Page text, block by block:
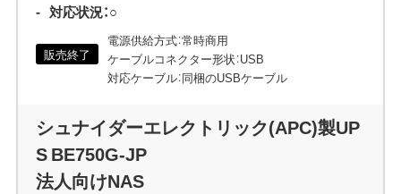
- 対応状況：○
販売終了
電源供給方式：常時商用
ケーブルコネクター形状：USB
対応ケーブル：同梱のUSBケーブル
シュナイダーエレクトリック(APC)製UP
S BE750G-JP
法人向けNAS